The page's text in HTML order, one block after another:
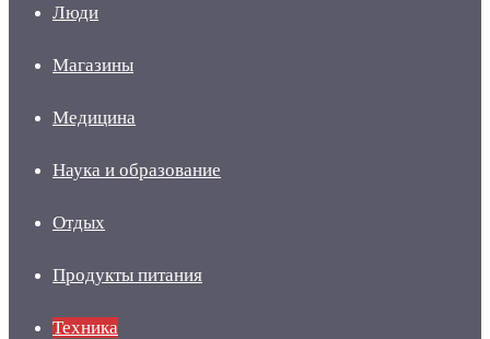
Люди
Магазины
Медицина
Наука и образование
Отдых
Продукты питания
Техника